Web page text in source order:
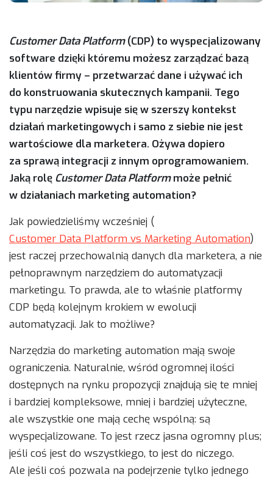
Customer Data Platform(CDP) to wyspecjalizowany
software dzięki któremu możesz zarządzać bazą
klientów firmy – przetwarzać dane i używać ich
do konstruowania skutecznych kampanii. Tego
typu narzędzie wpisuje się w szerszy kontekst
działań marketingowych i samo z siebie nie jest
wartościowe dla marketera. Ożywa dopiero
za sprawą integracji z innym oprogramowaniem.
Jaką rolę Customer Data Platformmoże pełnić
w działaniach marketing automation?
Jak powiedzieliśmy wcześniej (
Customer Data Platform vs Marketing Automation)
jest raczej przechowalnią danych dla marketera, a nie
pełnoprawnym narzędziem do automatyzacji
marketingu. To prawda, ale to właśnie platformy
CDP będą kolejnym krokiem w ewolucji
automatyzacji. Jak to możliwe?
Narzędzia do marketing automation mają swoje
ograniczenia. Naturalnie, wśród ogromnej ilości
dostępnych na rynku propozycji znajdują się te mniej
i bardziej kompleksowe, mniej i bardziej użyteczne,
ale wszystkie one mają cechę wspólną: są
wyspecjalizowane. To jest rzecz jasna ogromny plus;
jeśli coś jest do wszystkiego, to jest do niczego.
Ale jeśli coś pozwala na podejrzenie tylko jednego